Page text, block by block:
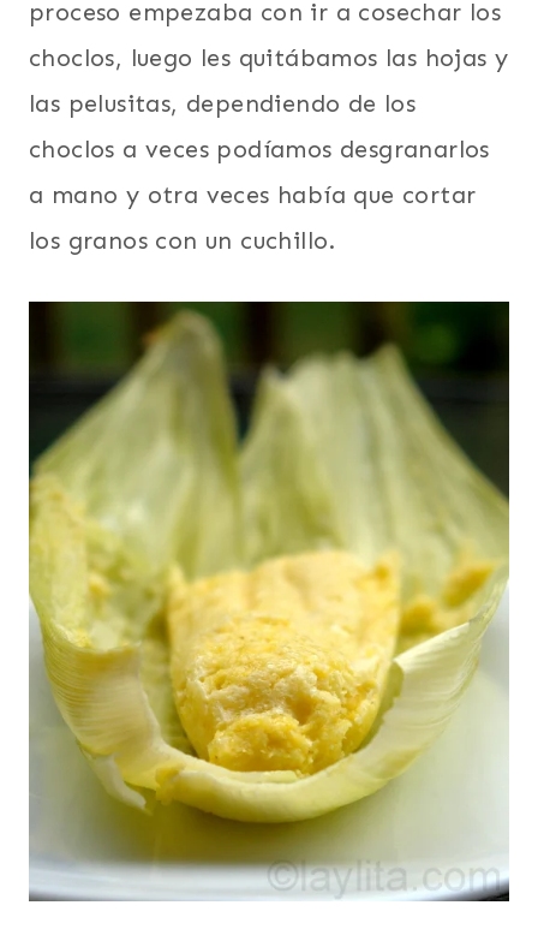
proceso empezaba con ir a cosechar los
choclos, luego les quitábamos las hojas y
las pelusitas, dependiendo de los
choclos a veces podíamos desgranarlos
a mano y otra veces había que cortar
los granos con un cuchillo.